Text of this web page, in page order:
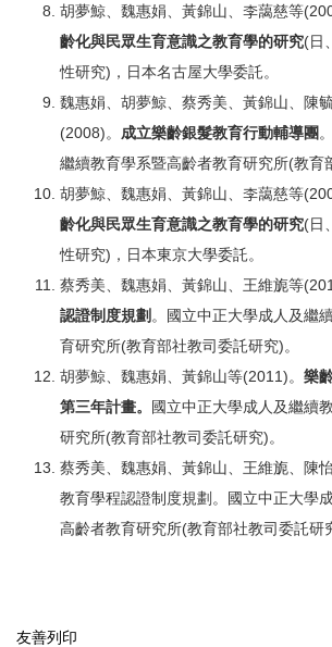
胡夢鯨、魏惠娟、黃錦山、李藹慈等
齡化與民眾生育意識之教育學的研究(日
性研究)，日本名古屋大學委託。
魏惠娟、胡夢鯨、蔡秀美、黃錦山、陳
(2008)。 成立樂齡銀髮教育行動輔導團
繼續教育學系暨高齡者教育研究所(教育
胡夢鯨、魏惠娟、黃錦山、李藹慈等
齡化與民眾生育意識之教育學的研究(日
性研究)，日本東京大學委託。
蔡秀美、魏惠娟、黃錦山、王維旎等
認證制度規劃 。國立中正大學成人及繼
育研究所(教育部社教司委託研究)。
胡夢鯨、魏惠娟、黃錦山等(2011)。 樂
第三年計畫。
國立中正大學成人及繼續
研究所(教育部社教司委託研究)。
蔡秀美、魏惠娟、黃錦山、王維旎、陳
教育學程認證制度規劃。國立中正大學
高齡者教育研究所(教育部社教司委託研
友善列印